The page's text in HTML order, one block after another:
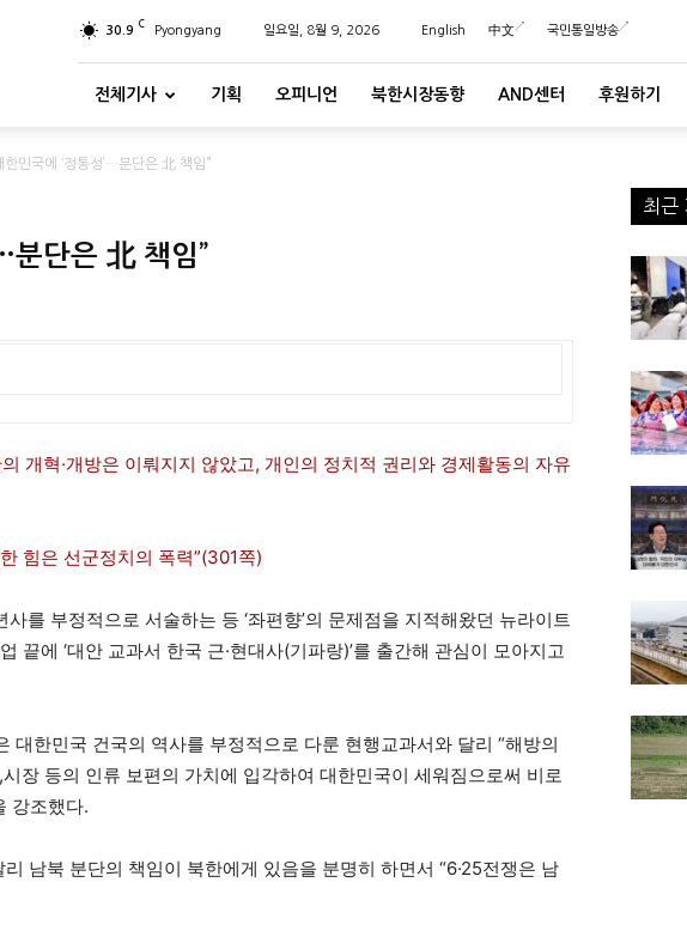
30.9 C Pyongyang 일요일, 8월 9, 2026 English 中文 국민통일방송
전체기사 기획 오피니언 북한시장동향 AND센터 후원하기
한민국에 ‘정통성’…분단은 北 책임”
분단은 北 책임”
의 개혁·개방은 이뤄지지 않았고, 개인의 정치적 권리와 경제활동의 자유
힘은 선군정치의 폭력”(301쪽)
를 부정적으로 서술하는 등 ‘좌편향’의 문제점을 지적해왔던 뉴라이트
끝에 ‘대안 교과서 한국 근·현대사(기파랑)’를 출간해 관심이 모아지고
대한민국 건국의 역사를 부정적으로 다룬 현행교과서와 달리 “해방의
장 등의 인류 보편의 가치에 입각하여 대한민국이 세워짐으로써 비로
강조했다.
남북 분단의 책임이 북한에게 있음을 분명히 하면서 “6·25전쟁은 남
최근